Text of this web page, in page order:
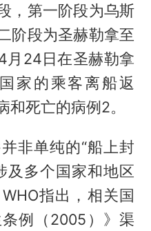
，第一阶段为乌斯
阶段为圣赫勒拿至
月24日在圣赫勒拿
家的乘客离船返
死亡的病例2。
非单纯的“船上封
及多个国家和地区
指出，相关国
例（2005）》渠